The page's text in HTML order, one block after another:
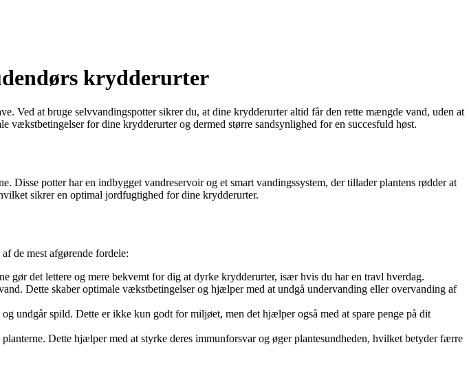
krydderurter
Ved at bruge selvvandingspotter sikrer du, at dine krydderurter altid får den rette mængde vand, uden at
for dine krydderurter og dermed større sandsynlighed for en succesfuld høst.
Disse potter har en indbygget vandreservoir og et smart vandingssystem, der tillader plantens rødder at
sikrer en optimal jordfugtighed for dine krydderurter.
de mest afgørende fordele:
gør det lettere og mere bekvemt for dig at dyrke krydderurter, især hvis du har en travl hverdag.
Dette skaber optimale vækstbetingelser og hjælper med at undgå undervanding eller overvanding af
undgår spild. Dette er ikke kun godt for miljøet, men det hjælper også med at spare penge på dit
Dette hjælper med at styrke deres immunforsvar og øger plantesundheden, hvilket betyder færre